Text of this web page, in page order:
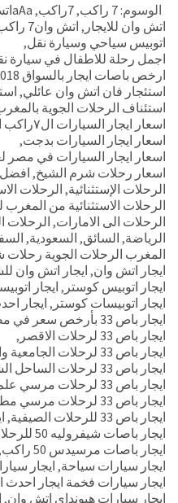
الوسوم: 7 راكب ,7راكب , aAaاتش وان
اتش وان للايجار , اتش وان7 راكب للايجار
اتوبيس سياحي وسيارة نقل,
اجمل رحلة للاطفال في سيارة
ارخص باصات ايجار بالسواق 2018 مكيفة 14 فرد
استئجار فان اتش وان عائلي,
استئناف الرحلات الجوية
اسعار ايجار السيارات ال٧راكب العائلية الفخمة في مصر
اسعار ايجار السيارات بدجت,
اسعار ايجار السيارات في مصر لعام
اسعار رحلات شرم الشيخ, افضل
الرحلات الإستثنائية, الرحلات
الرحلات الاستثنائية من المغرب
الرحلات الى الامارات, الرحلات
الرياضة, السائق, السعودية,
المغرب الرحلات الجوية
ايجار اتش وان,ايجار اتش وان
ايجار اتوبيس كوستر , ايجار
ايجار اتوبيسات كوستر ,ايجار
ايجار باص 33 بأرخص سعر في مصر
ايجار باص 33 لرحلات الاقصر
,
ايجار باص 33 لرحلات الجامعية والرحلات المدرسية
ايجار باص 33 لرحلات الساحل الشمالي
ايجار باص 33 لرحلات مرسي علم
ايجار باص 33 لرحلات مرسي مطروح
ايجار باص 33 للرحلات الصيفية
,
ايجار باصات شيفروليه 50 للرحلات
ايجار باصات مرسيدس 50 راكب
ايجار سيارات سياحة,ايجار
ايجار سيارات فخمة ايجار احدث
ايجار سيارات هيونداى اتش وان,